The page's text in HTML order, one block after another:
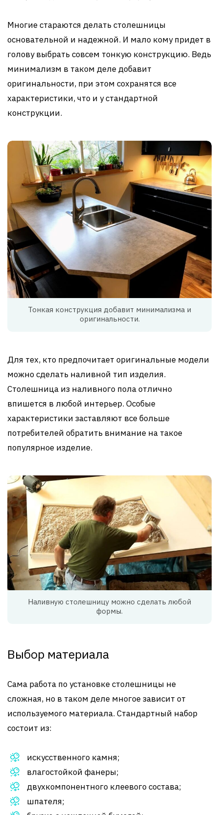
Многие стараются делать столешницы
основательной и надежной. И мало кому придет в
голову выбрать совсем тонкую конструкцию. Ведь
минимализм в таком деле добавит
оригинальности, при этом сохранятся все
характеристики, что и у стандартной
конструкции.
Тонкая конструкция добавит минимализма и
оригинальности.
Для тех, кто предпочитает оригинальные модели
можно сделать наливной тип изделия.
Столешница из наливного пола отлично
впишется в любой интерьер. Особые
характеристики заставляют все больше
потребителей обратить внимание на такое
популярное изделие.
Наливную столешницу можно сделать любой
формы.
Выбор материала
Сама работа по установке столешницы не
сложная, но в таком деле многое зависит от
используемого материала. Стандартный набор
состоит из:
искусственного камня;
влагостойкой фанеры;
двухкомпонентного клеевого состава;
шпателя;